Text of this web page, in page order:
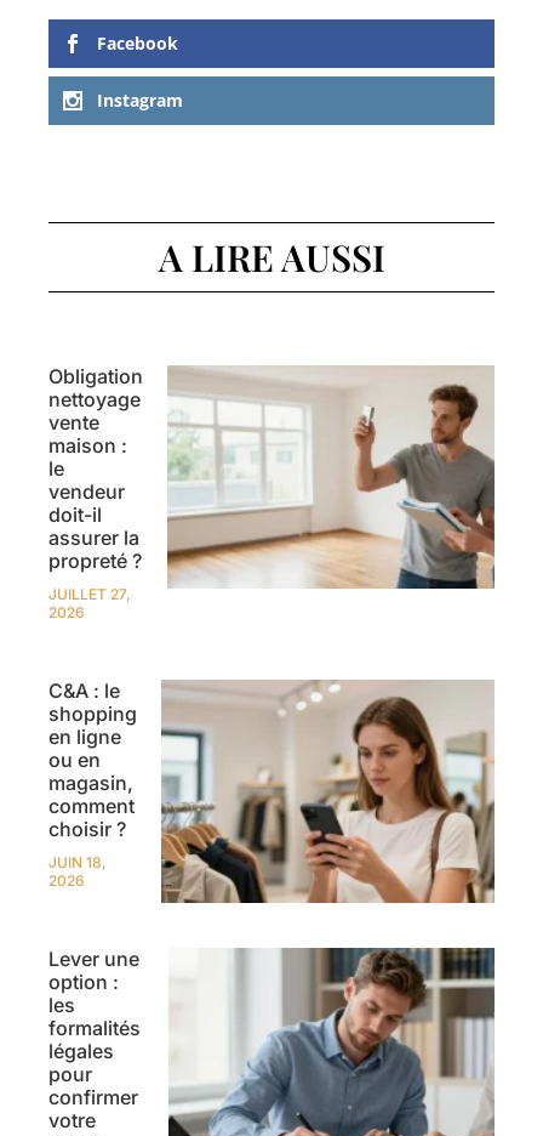
Facebook
Instagram
A LIRE AUSSI
Obligation
nettoyage
vente
maison :
le
vendeur
doit-il
assurer la
propreté ?
JUILLET 27,
2026
C&A : le
shopping
en ligne
ou en
magasin,
comment
choisir ?
JUIN 18,
2026
Lever une
option :
les
formalités
légales
pour
confirmer
votre